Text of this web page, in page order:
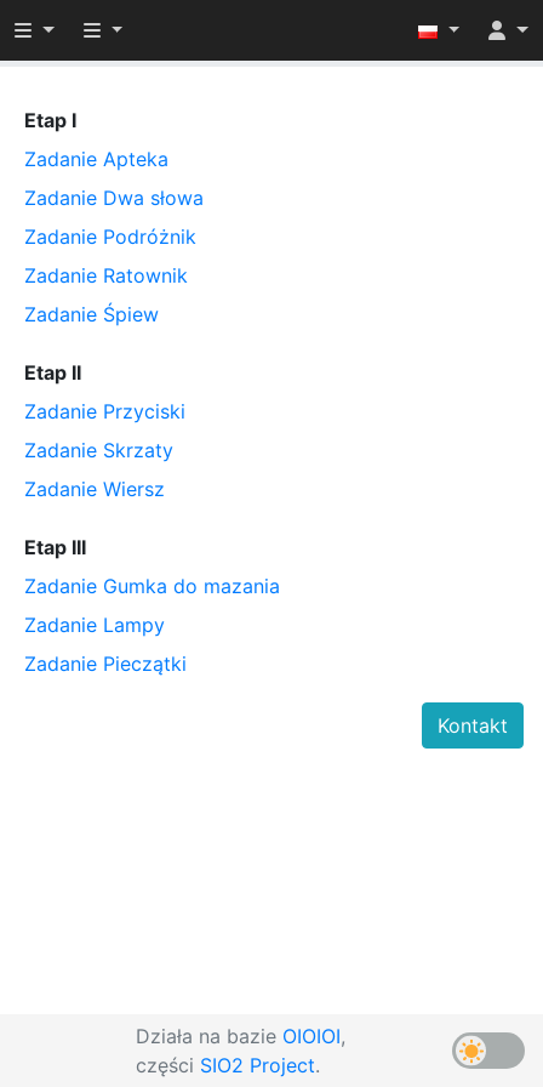
Przełącz widoczność menu
Przełącz widoczność menu
Etap I
Zadanie Apteka
Zadanie Dwa słowa
Zadanie Podróżnik
Zadanie Ratownik
Zadanie Śpiew
Etap II
Zadanie Przyciski
Zadanie Skrzaty
Zadanie Wiersz
Etap III
Zadanie Gumka do mazania
Zadanie Lampy
Zadanie Pieczątki
Działa na bazie OIOIOI,
części SIO2 Project.
Kontakt